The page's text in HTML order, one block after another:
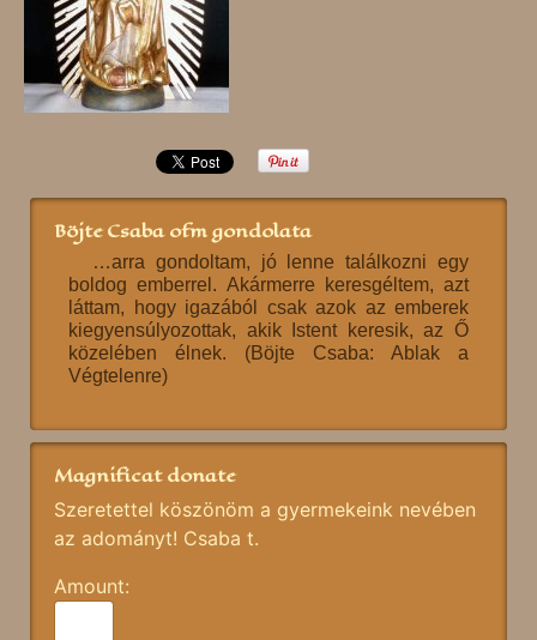
Böjte Csaba ofm gondolata
…arra gondoltam, jó lenne találkozni egy
boldog emberrel. Akármerre keresgéltem, azt
láttam, hogy igazából csak azok az emberek
kiegyensúlyozottak, akik Istent keresik, az Ő
közelében élnek. (Böjte Csaba: Ablak a
Végtelenre)
Magnificat donate
Szeretettel köszönöm a gyermekeink nevében
az adományt! Csaba t.
Amount: